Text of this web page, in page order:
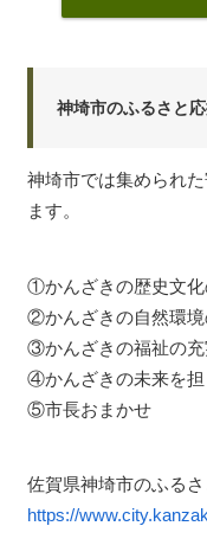
神埼市のふるさと
神埼市では集められ
ます。
①かんざきの歴史文
②かんざきの自然環境
③かんざきの福祉の充
④かんざきの未来を
⑤市長おまかせ
佐賀県神埼市のふる
https://